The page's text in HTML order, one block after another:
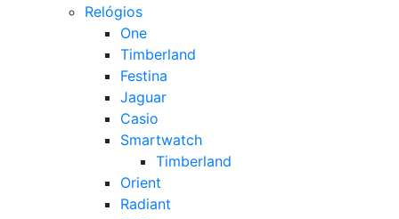
Relógios
One
Timberland
Festina
Jaguar
Casio
Smartwatch
Timberland
Orient
Radiant